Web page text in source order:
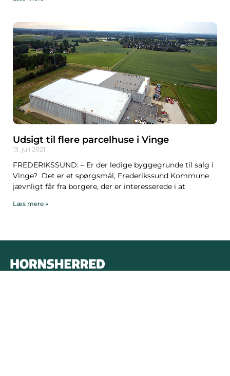
Udsigt til flere parcelhuse i Vinge
13. juli 2021
FREDERIKSSUND: – Er der ledige byggegrunde til salg i
Vinge? Det er et spørgsmål, Frederikssund Kommune
jævnligt får fra borgere, der er interesserede i at
Læs mere »